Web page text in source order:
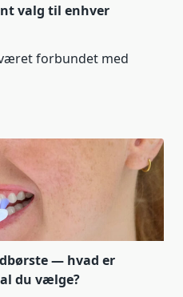
valg til enhver
forbundet med
— hvad er
du vælge?